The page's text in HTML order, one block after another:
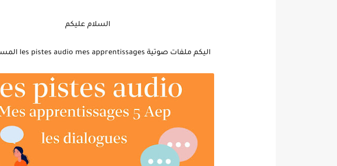
السلام عليكم
اليكم ملفات صوتية les pistes audio mes apprentissages المستوى الثالث